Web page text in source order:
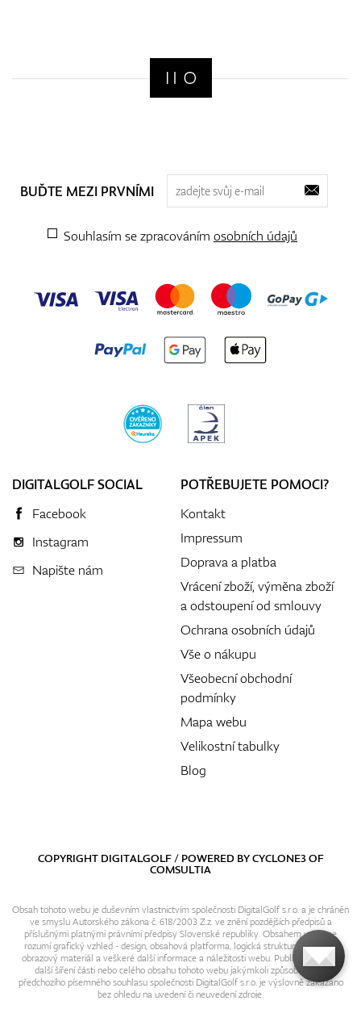
BUĎTE MEZI PRVNÍMI
Souhlasím se zpracováním osobních údajů
DIGITALGOLF SOCIAL
Facebook
Instagram
Napište nám
POTŘEBUJETE POMOCI?
Kontakt
Impressum
Doprava a platba
Vrácení zboží, výměna zboží
a odstoupení od smlouvy
Ochrana osobních údajů
Vše o nákupu
Všeobecní obchodní
podmínky
Mapa webu
Velikostní tabulky
Blog
COPYRIGHT DIGITALGOLF / POWERED BYCYCLONE3OF
COMSULTIA
Obsah tohoto webu je duševním vlastnictvím společnosti DigitalGolf s.r.o. a je chráněn
ve smyslu Autorského zákona č. 618/2003 Z.z. ve znění pozdějších předpisů a
příslušnými platnými právními předpisy Slovenské republiky. Obsahem webu se
rozumí grafický vzhled - design, obsahová platforma, logická struktura, textový i
obrazový materiál a veškeré další informace a náležitosti webu. Publikování resp.
další šíření části nebo celého obsahu tohoto webu jakýmkoli způsobem bez
předchozího písemného souhlasu společnosti DigitalGolf s.r.o. je výslovně zakázáno
bez ohledu na uvedení či neuvedení zdroje.